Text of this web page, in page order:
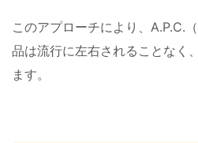
このアプローチにより、A.P.C.
品は流行に左右されることなく
ます。